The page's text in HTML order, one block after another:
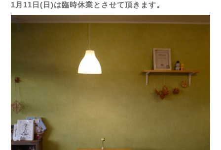
1月11日(日)は臨時休業とさせて頂きます。